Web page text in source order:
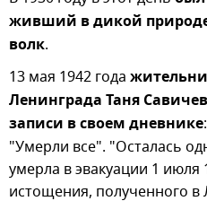
живший в дикой
волк.
13 мая 1942 года
Ленинграда Таня
записи в своем дневнике
"Умерли все". "Осталась
умерла в эвакуации 1 июля
истощения, полученного в